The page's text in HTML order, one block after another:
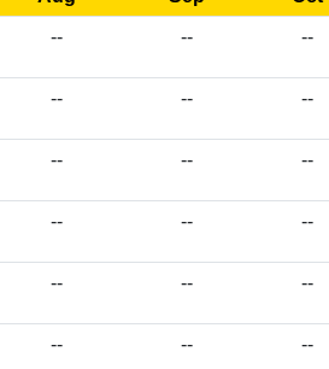
-- -- --
-- -- --
-- -- --
-- -- --
-- -- --
-- -- --